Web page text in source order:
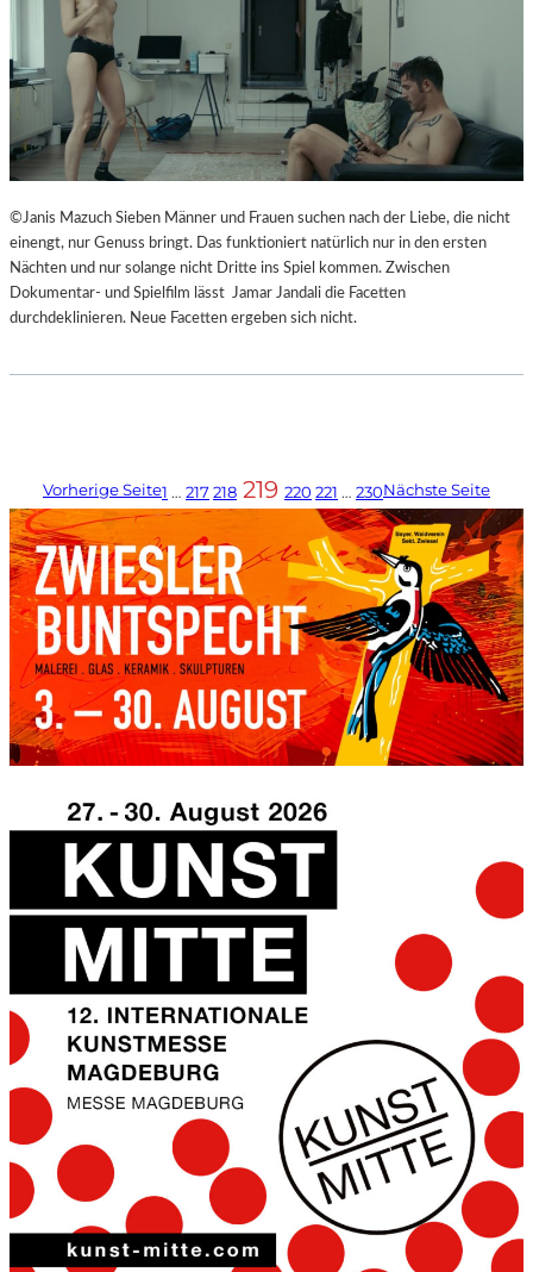
©Janis Mazuch Sieben Männer und Frauen suchen nach der Liebe, die nicht
einengt, nur Genuss bringt. Das funktioniert natürlich nur in den ersten
Nächten und nur solange nicht Dritte ins Spiel kommen. Zwischen
Dokumentar- und Spielfilm lässt Jamar Jandali die Facetten
durchdeklinieren. Neue Facetten ergeben sich nicht.
Vorherige Seite1 … 217218 219 220 221 … 230Nächste Seite